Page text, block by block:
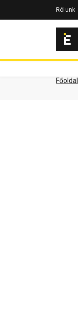
Rólunk
Főoldal